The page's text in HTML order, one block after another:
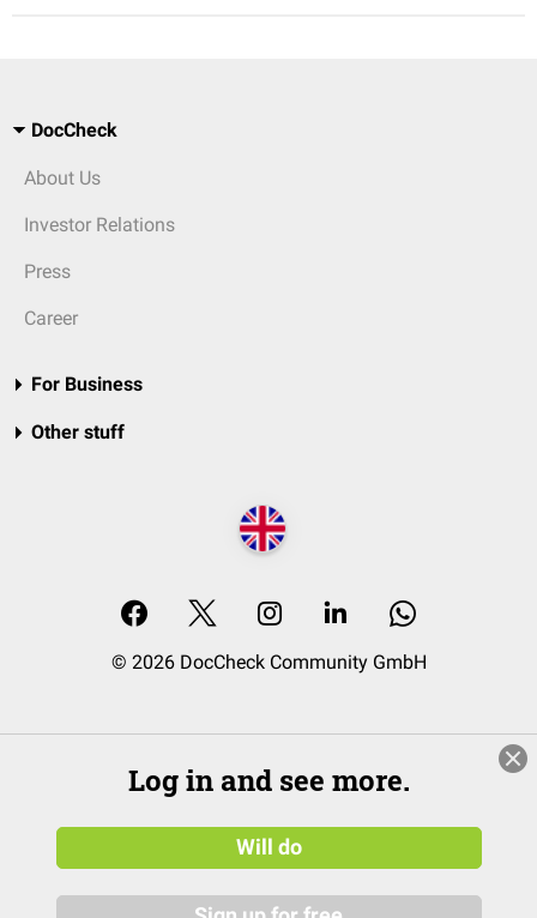
DocCheck
About Us
Investor Relations
Press
Career
For Business
Other stuff
© 2026 DocCheck Community GmbH
Log in and see more.
Will do